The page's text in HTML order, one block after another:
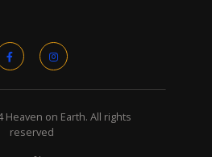
Heaven on Earth. All rights
reserved